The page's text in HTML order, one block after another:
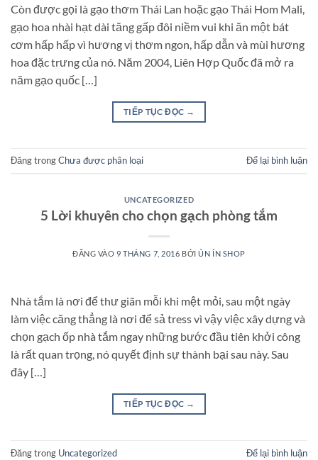
Còn được gọi là gạo thơm Thái Lan hoặc gạo Thái Hom Mali,
gạo hoa nhài hạt dài tăng gấp đôi niềm vui khi ăn một bát
cơm hấp hấp vì hương vị thơm ngon, hấp dẫn và mùi hương
hoa đặc trưng của nó. Năm 2004, Liên Hợp Quốc đã mở ra
năm gạo quốc […]
TIẾP TỤC ĐỌC →
Đăng trongChưa được phân loại Để lại bình luận
UNCATEGORIZED
5 Lời khuyên cho chọn gạch phòng tắm
ĐĂNG VÀO9 THÁNG 7, 2016 BỞIỦN ỈN SHOP
Nhà tắm là nơi để thư giãn mỗi khi mệt mỏi, sau một ngày
làm việc căng thẳng là nơi để sả tress vì vậy việc xây dựng và
chọn gạch ốp nhà tắm ngay những bước đầu tiên khởi công
là rất quan trọng, nó quyết định sự thành bại sau này. Sau
đây […]
TIẾP TỤC ĐỌC →
Đăng trong Uncategorized Để lại bình luận